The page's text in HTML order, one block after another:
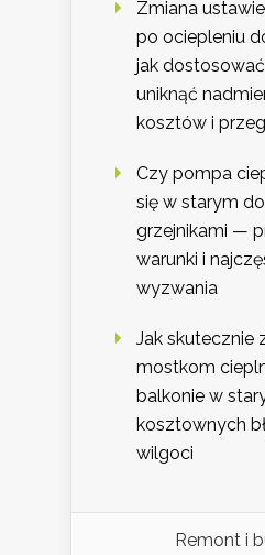
Zmiana
po ociepleniu
jak
uniknąć
kosztów i
Czy pompa
się w starym
grzejnikami —
warunki i
wyzwania
Jak skutecznie
mostkom
balkonie w
kosztownych
wilgoci
Remont i